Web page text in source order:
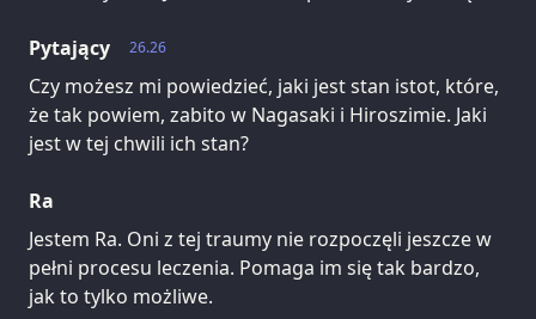
26.26
Pytający
Czy możesz mi powiedzieć, jaki jest stan istot, które,
że tak powiem, zabito w Nagasaki i Hiroszimie. Jaki
jest w tej chwili ich stan?
Ra
Jestem Ra. Oni z tej traumy nie rozpoczęli jeszcze w
pełni procesu leczenia. Pomaga im się tak bardzo,
jak to tylko możliwe.